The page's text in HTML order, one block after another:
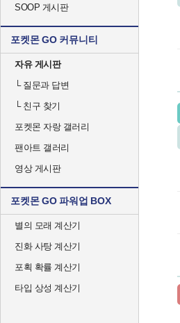
SOOP 게시판
포켓몬 GO 커뮤니티
자유 게시판
└질문과 답변
└친구 찾기
포켓몬 자랑 갤러리
팬아트 갤러리
영상 게시판
포켓몬 GO 파워업 BOX
별의 모래 계산기
진화 사탕 계산기
포획 확률 계산기
타입 상성 계산기